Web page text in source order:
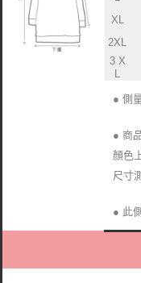
XL
2XL
3 X
L
● 側
● 商
顏色
尺寸
● 此